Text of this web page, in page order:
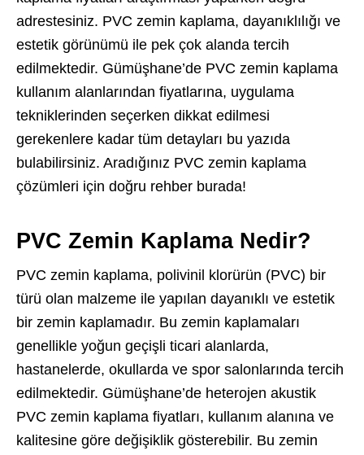
adrestesiniz. PVC zemin kaplama, dayanıklılığı ve
estetik görünümü ile pek çok alanda tercih
edilmektedir. Gümüşhane’de PVC zemin kaplama
kullanım alanlarından fiyatlarına, uygulama
tekniklerinden seçerken dikkat edilmesi
gerekenlere kadar tüm detayları bu yazıda
bulabilirsiniz. Aradığınız PVC zemin kaplama
çözümleri için doğru rehber burada!
PVC Zemin Kaplama Nedir?
PVC zemin kaplama, polivinil klorürün (PVC) bir
türü olan malzeme ile yapılan dayanıklı ve estetik
bir zemin kaplamadır. Bu zemin kaplamaları
genellikle yoğun geçişli ticari alanlarda,
hastanelerde, okullarda ve spor salonlarında tercih
edilmektedir. Gümüşhane’de heterojen akustik
PVC zemin kaplama fiyatları, kullanım alanına ve
kalitesine göre değişiklik gösterebilir. Bu zemin